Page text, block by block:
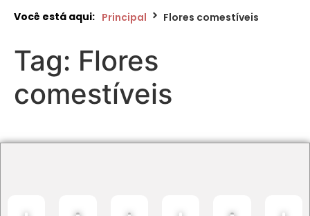
Você está aqui: Principal Flores comestíveis
Tag: Flores
comestíveis